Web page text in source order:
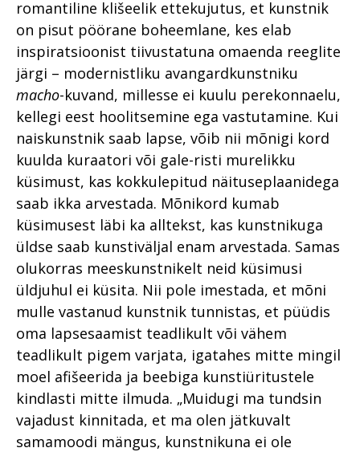
romantiline klišeelik ettekujutus, et kunstnik
on pisut pöörane boheemlane, kes elab
inspiratsioonist tiivustatuna omaenda reeglite
järgi – modernistliku avangardkunstniku
macho-kuvand, millesse ei kuulu perekonnaelu,
kellegi eest hoolitsemine ega vastutamine. Kui
naiskunstnik saab lapse, võib nii mõnigi kord
kuulda kuraatori või gale-risti murelikku
küsimust, kas kokkulepitud näituseplaanidega
saab ikka arvestada. Mõnikord kumab
küsimusest läbi ka alltekst, kas kunstnikuga
üldse saab kunstiväljal enam arvestada. Samas
olukorras meeskunstnikelt neid küsimusi
üldjuhul ei küsita. Nii pole imestada, et mõni
mulle vastanud kunstnik tunnistas, et püüdis
oma lapsesaamist teadlikult või vähem
teadlikult pigem varjata, igatahes mitte mingil
moel afišeerida ja beebiga kunstiüritustele
kindlasti mitte ilmuda. „Muidugi ma tundsin
vajadust kinnitada, et ma olen jätkuvalt
samamoodi mängus, kunstnikuna ei ole